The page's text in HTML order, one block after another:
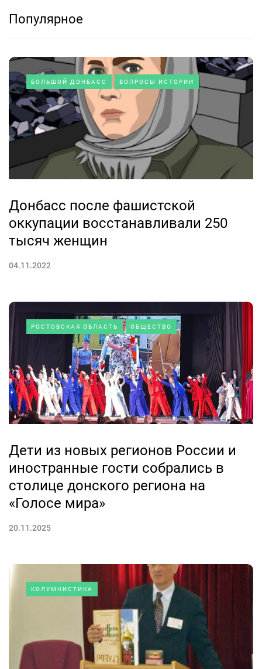
Популярное
БОЛЬШОЙ ДОНБАСС ВОПРОСЫ ИСТОРИИ
Донбасс после фашистской
оккупации восстанавливали 250
тысяч женщин
04.11.2022
РОСТОВСКАЯ ОБЛАСТЬ ОБЩЕСТВО
Дети из новых регионов России и
иностранные гости собрались в
столице донского региона на
«Голосе мира»
20.11.2025
КОЛУМНИСТИКА